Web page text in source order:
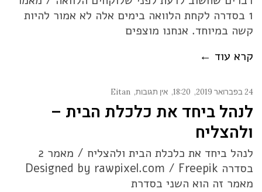
1 בסדרה לקחת הלוואה בימים אלה לא אמור להיות
קשה במיוחד. אנחנו מוצפים
קרא עוד ←
24 בפברואר 2019 18:20 אין תגובות Eitan
לנהל ביחד את כלכלת הבית –
ולהצליח
לנהל ביחד את כלכלת הבית ולהצליח / מאמר 2
בסדרה Designed by rawpixel.com / Freepik
מאמר זה הוא השני בסדרת